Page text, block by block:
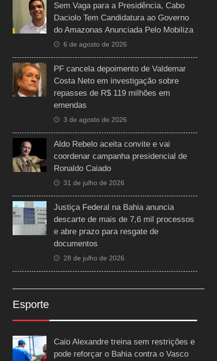
Sem Vaga para a Presidência, Cabo
Daciolo Tem Candidatura ao Governo
do Amazonas Anunciada Pelo Mobiliza
6 de agosto de 2026
PF cancela depoimento de Valdemar
Costa Neto em investigação sobre
repasses de R$ 119 milhões em
emendas
3 de agosto de 2026
Aldo Rebelo aceita convite e vai
coordenar campanha presidencial de
Ronaldo Caiado
31 de julho de 2026
Justiça Federal na Bahia anuncia
descarte de mais de 7,6 mil processos
e abre prazo para resgate de
documentos
28 de julho de 2026
Esporte
Caio Alexandre treina sem restrições e
pode reforçar o Bahia contra o Vasco